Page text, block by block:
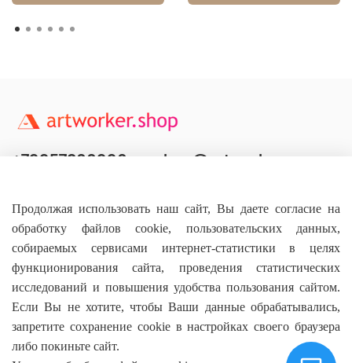
Основное
О магазине
+79957800990 shop@artworker.pro
Продолжая использовать наш сайт, Вы даете согласие на
обработку файлов cookie, пользовательских данных,
собираемых сервисами интернет-статистики в целях
функционирования сайта, проведения статистических
исследований и повышения удобства пользования сайтом.
Если Вы не хотите, чтобы Ваши данные обрабатывались,
запретите сохранение cookie в настройках своего браузера
либо покиньте сайт.